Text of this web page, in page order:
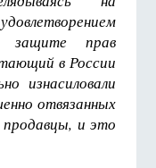
прав
в России
изнасиловали
отвязанных
и это